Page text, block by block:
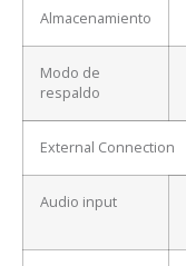
Almacenamiento
Modo de
respaldo
External Connection
Audio input